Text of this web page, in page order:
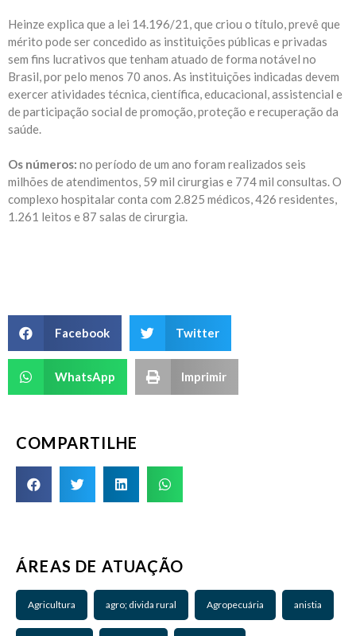
Heinze explica que a lei 14.196/21, que criou o título, prevê que
mérito pode ser concedido as instituições públicas e privadas
sem fins lucrativos que tenham atuado de forma notável no
Brasil, por pelo menos 70 anos. As instituições indicadas devem
exercer atividades técnica, científica, educacional, assistencial e
de participação social de promoção, proteção e recuperação da
saúde.
Os números: no período de um ano foram realizados seis
milhões de atendimentos, 59 mil cirurgias e 774 mil consultas. O
complexo hospitalar conta com 2.825 médicos, 426 residentes,
1.261 leitos e 87 salas de cirurgia.
Facebook Twitter
WhatsApp Imprimir
COMPARTILHE
ÁREAS DE ATUAÇÃO
Agricultura agro; divida rural Agropecuária anistia